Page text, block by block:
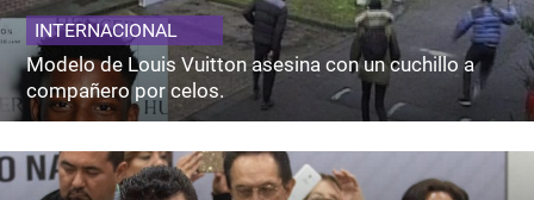
INTERNACIONAL
Modelo de Louis Vuitton asesina con un cuchillo a
compañero por celos.